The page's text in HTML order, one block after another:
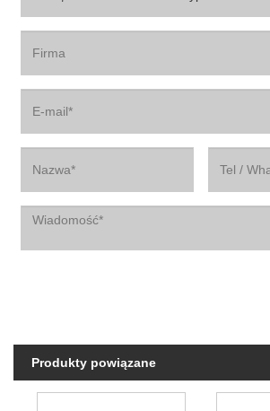
Produkty powiązane